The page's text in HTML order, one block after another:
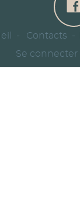
Contacts
Se connecter